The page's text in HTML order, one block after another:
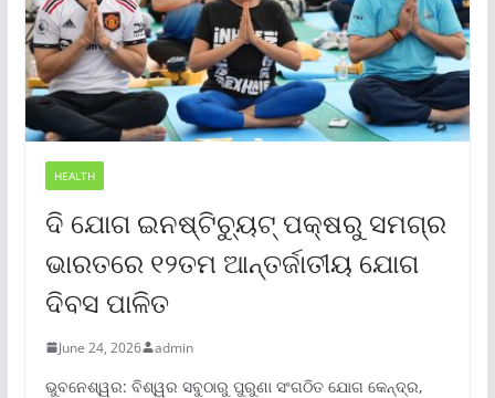
HEALTH
ଦି ଯୋଗ ଇନଷ୍ଟିଚ୍ୟୁଟ୍ ପକ୍ଷରୁ ସମଗ୍ର
ଭାରତରେ ୧୨ତମ ଆନ୍ତର୍ଜାତୀୟ ଯୋଗ
ଦିବସ ପାଳିତ
June 24, 2026 admin
ଭୁବନେଶ୍ୱର: ବିଶ୍ୱର ସବୁଠାରୁ ପୁରୁଣା ସଂଗଠିତ ଯୋଗ କେନ୍ଦ୍ର,